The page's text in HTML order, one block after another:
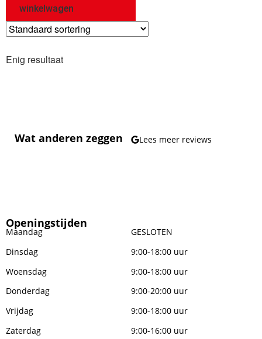
winkelwagen
Enig resultaat
Wat anderen zeggen Lees meer reviews
Openingstijden
Maandag
GESLOTEN
Dinsdag
9:00-18:00 uur
Woensdag
9:00-18:00 uur
Donderdag
9:00-20:00 uur
Vrijdag
9:00-18:00 uur
Zaterdag
9:00-16:00 uur